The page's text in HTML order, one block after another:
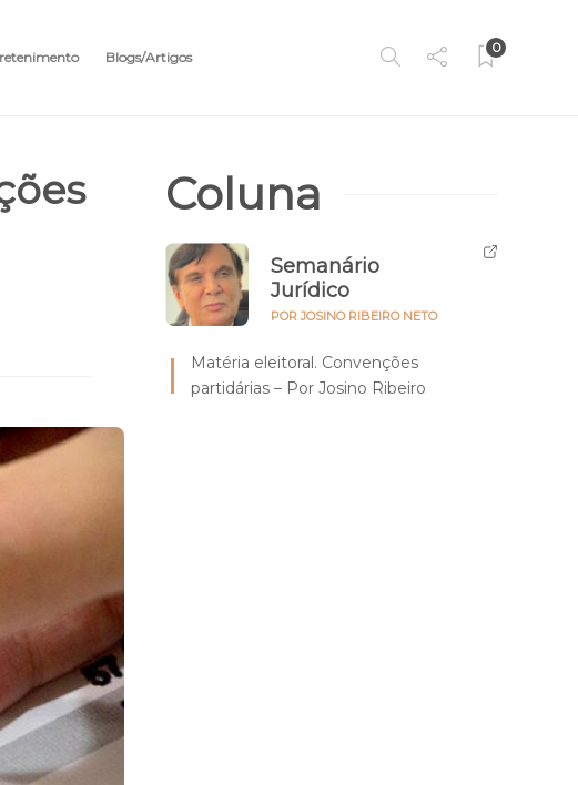
Blogs/Artigos
0
Coluna
Semanário
Jurídico
POR JOSINO RIBEIRO NETO
Matéria eleitoral. Convenções
partidárias – Por Josino Ribeiro